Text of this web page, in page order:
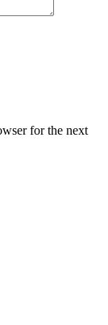
for the next